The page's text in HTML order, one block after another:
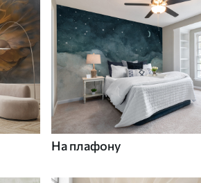
На плафону